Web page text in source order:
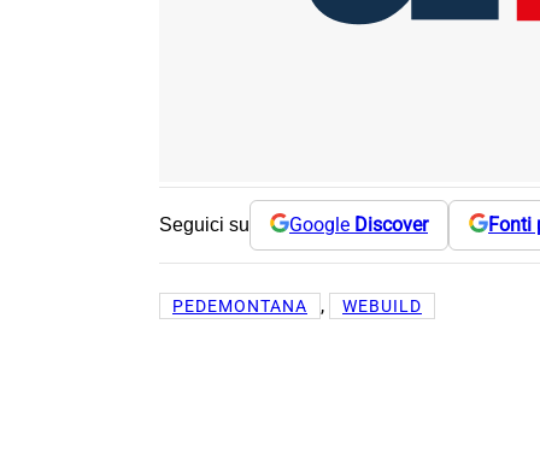
Seguici su Google Discover Fonti
PEDEMONTANA , WEBUILD